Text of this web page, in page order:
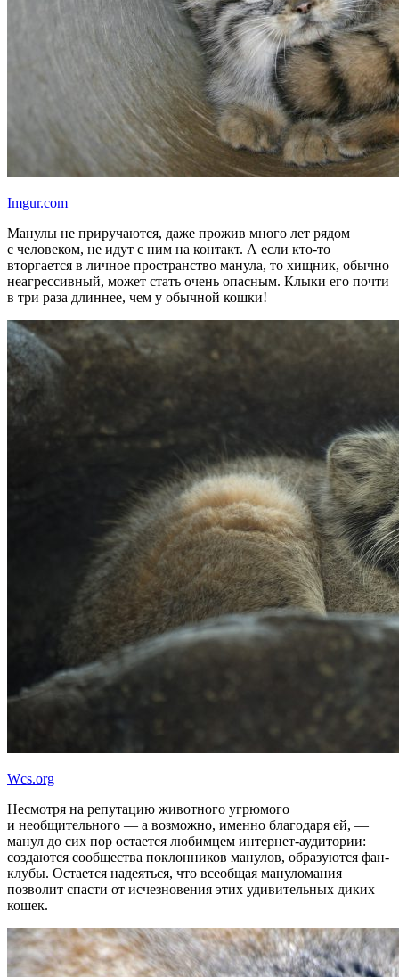
Imgur.com
Манулы не приручаются, даже прожив много лет рядом
с человеком, не идут с ним на контакт. А если кто-то
вторгается в личное пространство манула, то хищник, обычно
неагрессивный, может стать очень опасным. Клыки его почти
в три раза длиннее, чем у обычной кошки!
Wcs.org
Несмотря на репутацию животного угрюмого
и необщительного — а возможно, именно благодаря ей, —
манул до сих пор остается любимцем интернет-аудитории:
создаются сообщества поклонников манулов, образуются фан-
клубы. Остается надеяться, что всеобщая мануломания
позволит спасти от исчезновения этих удивительных диких
кошек.